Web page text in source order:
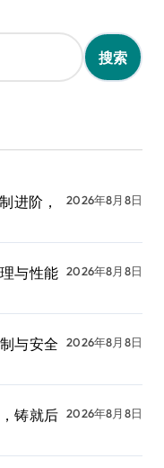
进阶，
2026年8月8日
与性能 2026年8月8日
与安全
2026年8月8日
铸就后 2026年8月8日